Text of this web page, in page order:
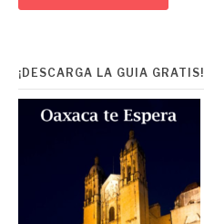
¡DESCARGA LA GUIA GRATIS!